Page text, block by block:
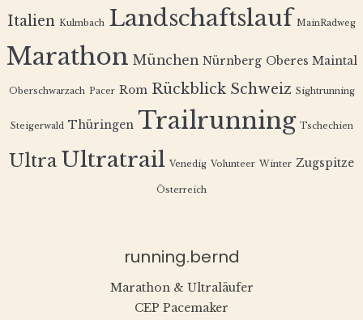
Italien Kulmbach Landschaftslauf MainRadweg
Marathon München Nürnberg Oberes Maintal
Oberschwarzach Pacer Rom Rückblick Schweiz Sightrunning
Steigerwald Thüringen Trailrunning Tschechien
Ultra Ultratrail Venedig Volunteer Winter Zugspitze
Österreich
running.bernd
Marathon & Ultraläufer
CEP Pacemaker